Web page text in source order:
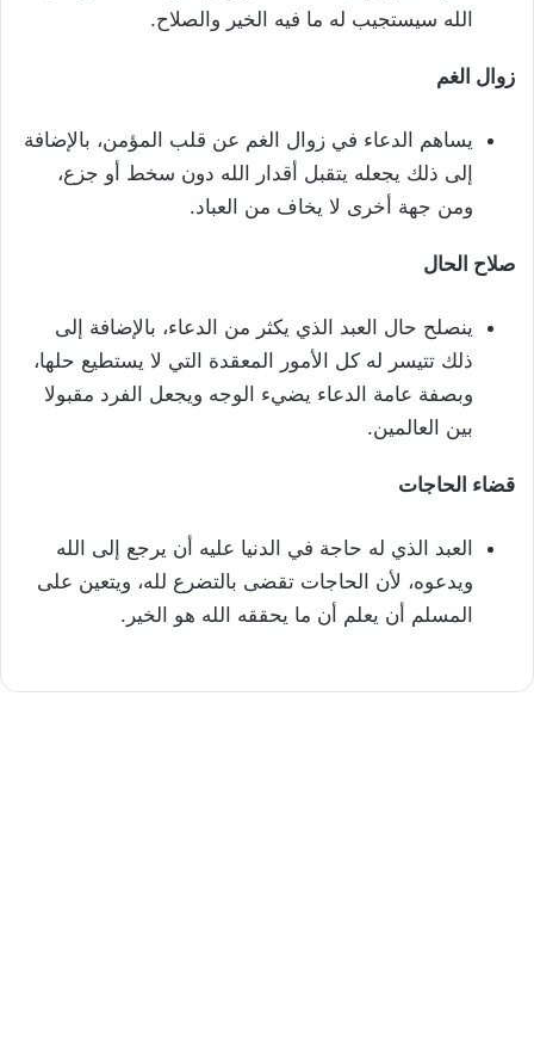
الله سيستجيب له ما فيه الخير والصلاح.
زوال الغم
يساهم الدعاء في زوال الغم عن قلب المؤمن، بالإضافة
إلى ذلك يجعله يتقبل أقدار الله دون سخط أو جزع،
ومن جهة أخرى لا يخاف من العباد.
صلاح الحال
ينصلح حال العبد الذي يكثر من الدعاء، بالإضافة إلى
ذلك تتيسر له كل الأمور المعقدة التي لا يستطيع حلها،
وبصفة عامة الدعاء يضيء الوجه ويجعل الفرد مقبولا
بين العالمين.
قضاء الحاجات
العبد الذي له حاجة في الدنيا عليه أن يرجع إلى الله
ويدعوه، لأن الحاجات تقضى بالتضرع لله، ويتعين على
المسلم أن يعلم أن ما يحققه الله هو الخير.